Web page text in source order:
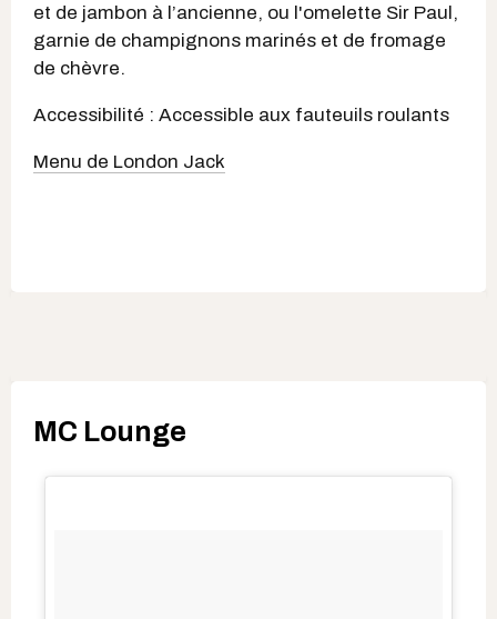
et de jambon à l’ancienne, ou l'omelette Sir Paul,
garnie de champignons marinés et de fromage
de chèvre.
Accessibilité : Accessible aux fauteuils roulants
Menu de London Jack
MC Lounge